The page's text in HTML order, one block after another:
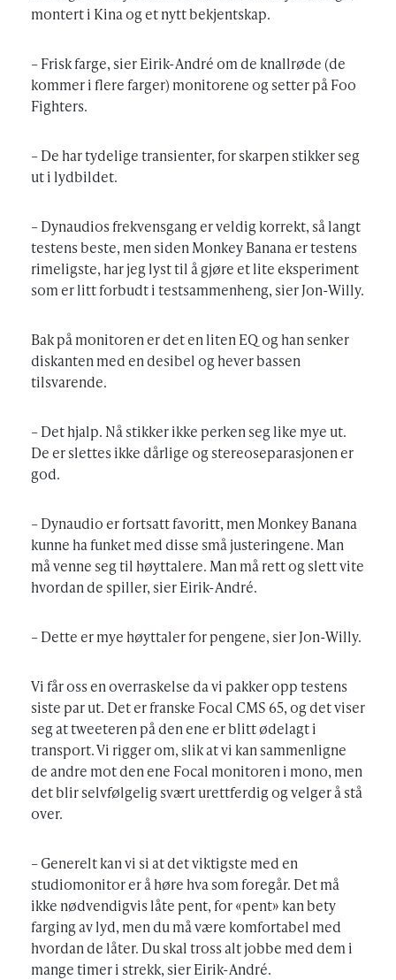
montert i Kina og et nytt bekjentskap.
– Frisk farge, sier Eirik-André om de knallrøde (de
kommer i flere farger) monitorene og setter på Foo
Fighters.
– De har tydelige transienter, for skarpen stikker seg
ut i lydbildet.
– Dynaudios frekvensgang er veldig korrekt, så langt
testens beste, men siden Monkey Banana er testens
rimeligste, har jeg lyst til å gjøre et lite eksperiment
som er litt forbudt i testsammenheng, sier Jon-Willy.
Bak på monitoren er det en liten EQ og han senker
diskanten med en desibel og hever bassen
tilsvarende.
– Det hjalp. Nå stikker ikke perken seg like mye ut.
De er slettes ikke dårlige og stereoseparasjonen er
god.
– Dynaudio er fortsatt favoritt, men Monkey Banana
kunne ha funket med disse små justeringene. Man
må venne seg til høyttalere. Man må rett og slett vite
hvordan de spiller, sier Eirik-André.
– Dette er mye høyttaler for pengene, sier Jon-Willy.
Vi får oss en overraskelse da vi pakker opp testens
siste par ut. Det er franske Focal CMS 65, og det viser
seg at tweeteren på den ene er blitt ødelagt i
transport. Vi rigger om, slik at vi kan sammenligne
de andre mot den ene Focal monitoren i mono, men
det blir selvfølgelig svært urettferdig og velger å stå
over.
– Generelt kan vi si at det viktigste med en
studiomonitor er å høre hva som foregår. Det må
ikke nødvendigvis låte pent, for «pent» kan bety
farging av lyd, men du må være komfortabel med
hvordan de låter. Du skal tross alt jobbe med dem i
mange timer i strekk, sier Eirik-André.